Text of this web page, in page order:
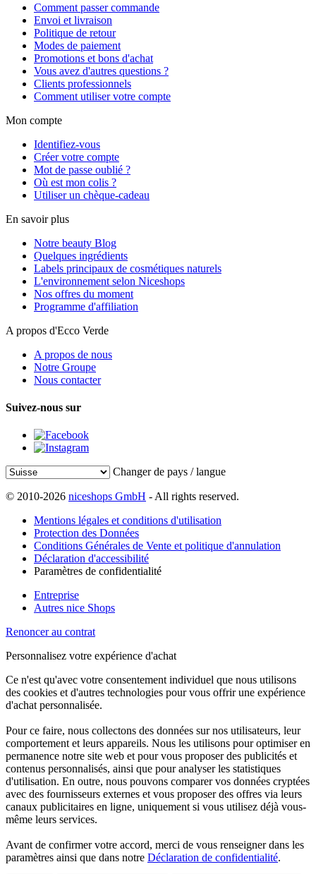
Comment passer commande
Envoi et livraison
Politique de retour
Modes de paiement
Promotions et bons d'achat
Vous avez d'autres questions ?
Clients professionnels
Comment utiliser votre compte
Mon compte
Identifiez-vous
Créer votre compte
Mot de passe oublié ?
Où est mon colis ?
Utiliser un chèque-cadeau
En savoir plus
Notre beauty Blog
Quelques ingrédients
Labels principaux de cosmétiques naturels
L'environnement selon Niceshops
Nos offres du moment
Programme d'affiliation
A propos d'Ecco Verde
A propos de nous
Notre Groupe
Nous contacter
Suivez-nous sur
Changer de pays / langue
© 2010-2026 niceshops GmbH - All rights reserved.
Mentions légales et conditions d'utilisation
Protection des Données
Conditions Générales de Vente et politique d'annulation
Déclaration d'accessibilité
Paramètres de confidentialité
Entreprise
Autres nice Shops
Renoncer au contrat
Personnalisez votre expérience d'achat
Ce n'est qu'avec votre consentement individuel que nous utilisons
des cookies et d'autres technologies pour vous offrir une expérience
d'achat personnalisée.
Pour ce faire, nous collectons des données sur nos utilisateurs, leur
comportement et leurs appareils. Nous les utilisons pour optimiser en
permanence notre site web et pour vous proposer des publicités et
contenus personnalisés, ainsi que pour analyser les statistiques
d'utilisation. En outre, nous pouvons comparer vos données cryptées
avec des fournisseurs externes et vous proposer des offres via leurs
canaux publicitaires en ligne, uniquement si vous utilisez déjà vous-
même leurs services.
Avant de confirmer votre accord, merci de vous renseigner dans les
paramètres ainsi que dans notre Déclaration de confidentialité.